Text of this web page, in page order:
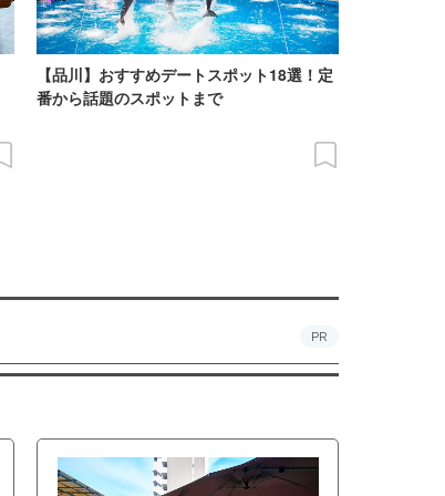
【品川】おすすめデートスポット18選！定
番から話題のスポットまで
PR